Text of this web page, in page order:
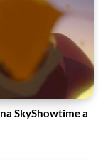
SkyShowtime a